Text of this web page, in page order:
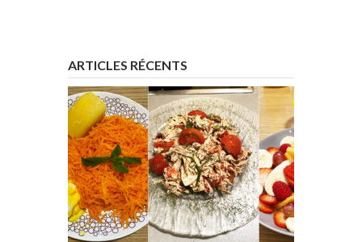
ARTICLES RÉCENTS